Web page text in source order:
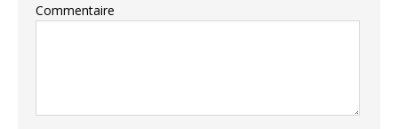
Commentaire